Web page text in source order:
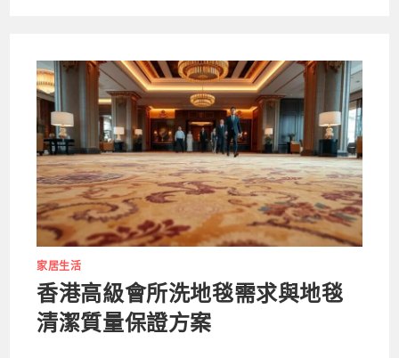
家居生活
香港高級會所洗地毯需求與地毯
清潔質量保證方案